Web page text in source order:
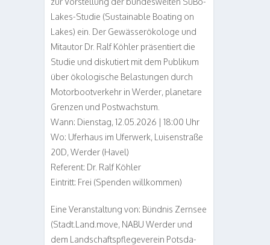
Lakes-Stu­die (Sus­tainable Boating on
Lakes) ein. Der Gewäs­ser­öko­loge und
Mit­au­tor Dr. Ralf Köh­ler prä­sen­tiert die
Stu­die und dis­ku­tiert mit dem Publi­kum
über öko­lo­gi­sche Belas­tun­gen durch
Motor­boot­ver­kehr in Wer­der, pla­ne­tare
Gren­zen und Postwachstum.
Wann: Diens­tag, 12.05.2026 | 18:00 Uhr
Wo: Ufer­haus im Ufer­werk, Lui­sen­straße
20D, Wer­der (Havel)
Refe­rent: Dr. Ralf Köhler
Ein­tritt: Frei (Spen­den willkommen)
Eine Ver­an­stal­tung von: Bünd­nis Zern­see
(Stadt.Land.move, NABU Wer­der und
dem Land­schafts­pfle­ge­ver­ein Pots­da­